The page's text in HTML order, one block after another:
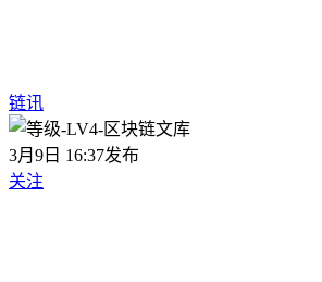
链讯
3月9日 16:37发布
关注